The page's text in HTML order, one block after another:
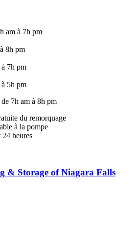
am à 7h pm
8h pm
à 7h pm
5h pm
7h am à 8h pm
du remorquage
à la pompe
heures
& Storage of Niagara Falls